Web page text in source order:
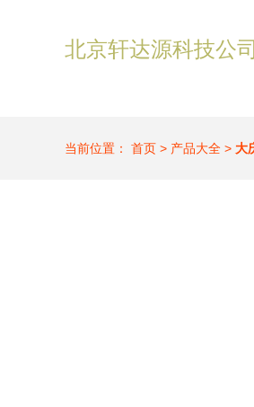
北京轩达源科技公司
当前位置： 首页 > 产品大全 > 大